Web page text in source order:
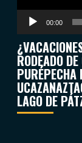
00:00
RODEADO
PURÉPECHA
LAGO DE